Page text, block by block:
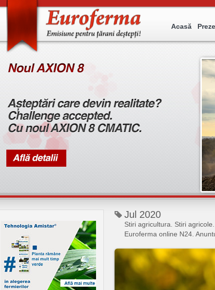
Acasă
Jul 2020
Stiri agricultura. Stiri
Euroferma online N24.